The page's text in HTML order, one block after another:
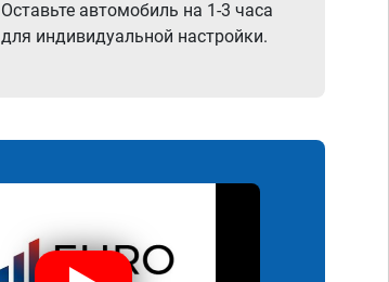
Оставьте автомобиль на 1-3 часа
для индивидуальной настройки.